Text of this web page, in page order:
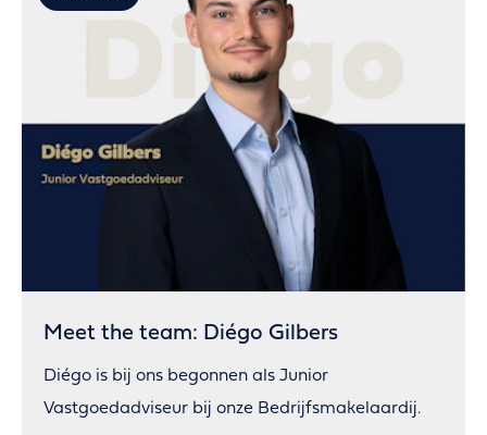
Meet the team: Diégo Gilbers
Diégo is bij ons begonnen als Junior
Vastgoedadviseur bij onze Bedrijfsmakelaardij.